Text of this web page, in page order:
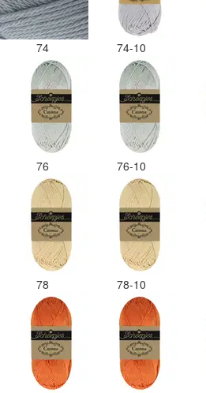
74 74-10
76 76-10
78 78-10